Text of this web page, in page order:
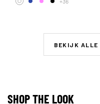
BEKIJK
SHOP THE LOOK